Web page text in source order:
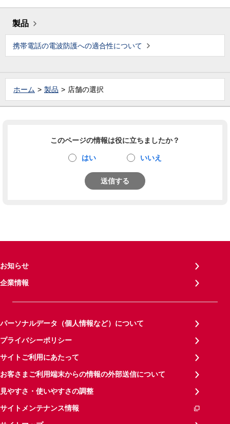
製品
携帯電話の電波防護への適合性について
ホーム 製品 店舗の選択
このページの情報は役に立ちましたか？
はい いいえ
送信する
お知らせ
企業情報
パーソナルデータ（個人情報など）について
プライバシーポリシー
サイトご利用にあたって
お客さまご利用端末からの情報の外部送信について
見やすさ・使いやすさの調整
サイトメンテナンス情報